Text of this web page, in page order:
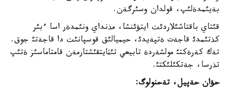
بةيئمدةلئپ، قولدان وسئرگةن.
قئتاي باقتاشئلاردئث ايتؤئنشا، مذنداي ونئمدةر اسا ءبئر
كذتئمدئ قاجةت ةتپةيدئ، حيميالئق قوسپانئث دا قاجةتئ جوق.
تةك كةرةكتئ مولشةردة تابيعي تئثايتقئشتارمةن قامتاماسئز ةتئپ
تذرسا، جةتكئلئكتئ.
حؤان حةپيل، تةحنولوگ: